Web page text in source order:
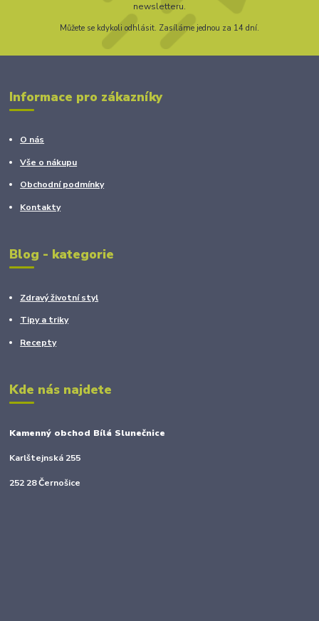
newsletteru.
Můžete se kdykoli odhlásit. Zasíláme jednou za 14 dní.
Informace pro zákazníky
O nás
Vše o nákupu
Obchodní podmínky
Kontakty
Blog - kategorie
Zdravý životní styl
Tipy a triky
Recepty
Kde nás najdete
Kamenný obchod Bílá Slunečnice
Karlštejnská 255
252 28 Černošice